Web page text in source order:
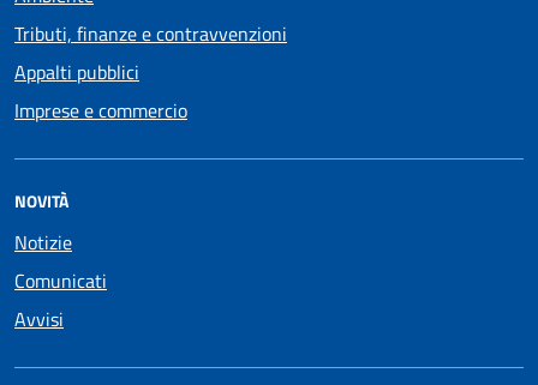
Tributi, finanze e contravvenzioni
Appalti pubblici
Imprese e commercio
NOVITÀ
Notizie
Comunicati
Avvisi